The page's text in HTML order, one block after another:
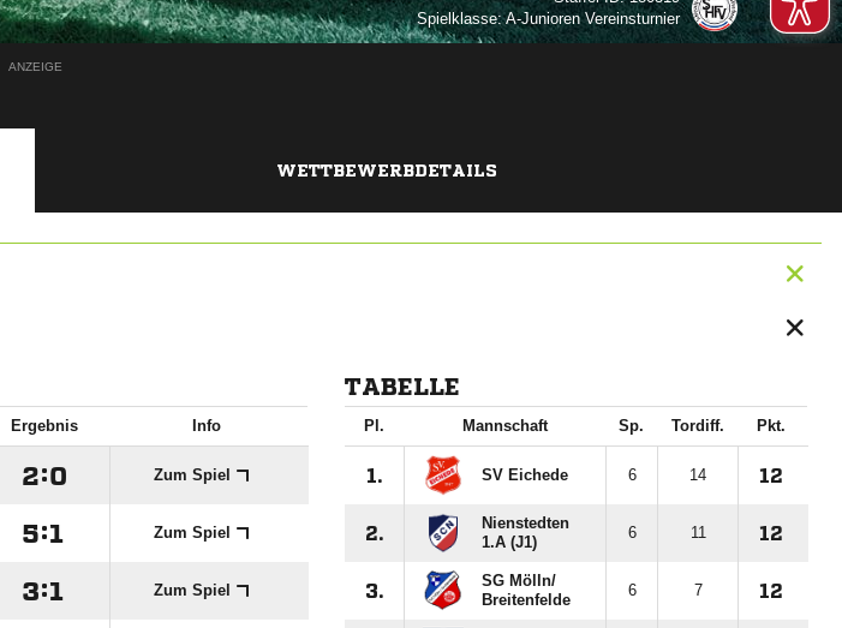
Spielklasse: A-Junioren Vereinsturnier
ANZEIGE
WETTBEWERBDETAILS
Ergebnis Info
: Zum Spiel
: Zum Spiel
: Zum Spiel
TABELLE
Pl. Mannschaft Sp. Tordiff. Pkt.
1. SV Eichede 6 14 12
2.
Nienstedten
1.A (J1)
6 11 12
3.
SG Mölln/​
Breitenfelde
6 7 12